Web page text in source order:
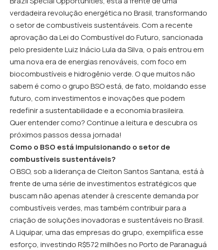
verdadeira revolução energética no Brasil, transformando
o setor de combustíveis sustentáveis. Com a recente
aprovação da Lei do Combustível do Futuro, sancionada
pelo presidente Luiz Inácio Lula da Silva, o país entrou em
uma nova era de energias renováveis, com foco em
biocombustíveis e hidrogênio verde. O que muitos não
sabem é como o grupo BSO está, de fato, moldando esse
futuro, com investimentos e inovações que podem
redefinir a sustentabilidade e a economia brasileira.
Quer entender como? Continue a leitura e descubra os
próximos passos dessa jornada!
Como o BSO está impulsionando o setor de
combustíveis sustentáveis?
O BSO, sob a liderança de Cleiton Santos Santana, está à
frente de uma série de investimentos estratégicos que
buscam não apenas atender à crescente demanda por
combustíveis verdes, mas também contribuir para a
criação de soluções inovadoras e sustentáveis no Brasil.
A Liquipar, uma das empresas do grupo, exemplifica esse
esforço, investindo R$572 milhões no Porto de Paranaguá